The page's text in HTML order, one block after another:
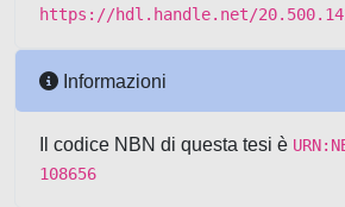
https://hdl.handle.net/
Informazioni
Il codice NBN di questa tesi è
108656